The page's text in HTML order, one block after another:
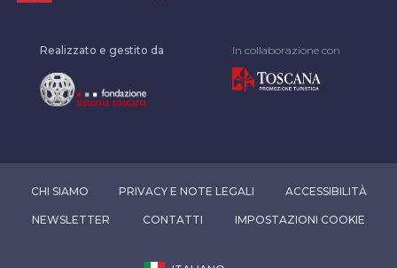
Realizzato e gestito da In collaborazione con
CHI SIAMO PRIVACY E NOTE LEGALI ACCESSIBILITÀ
NEWSLETTER CONTATTI IMPOSTAZIONI COOKIE